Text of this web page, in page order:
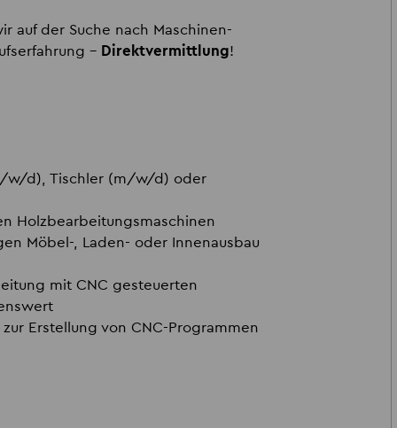
auf der Suche nach Maschinen-
– Direktvermittlung!
w/d), Tischler (m/w/d) oder
Holzbearbeitungsmaschinen
Möbel-, Laden- oder Innenausbau
mit CNC gesteuerten
Erstellung von CNC-Programmen